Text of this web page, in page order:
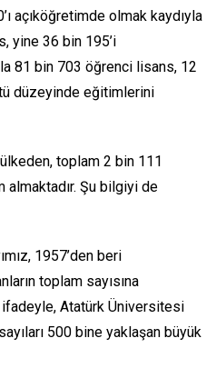
açıköğretimde olmak kaydıyla
yine 36 bin 195’i
81 bin 703 öğrenci lisans, 12
düzeyinde eğitimlerini
toplam 2 bin 111
almaktadır. Şu bilgiyi de
1957’den beri
toplam sayısına
Atatürk Üniversitesi
500 bine yaklaşan büyük